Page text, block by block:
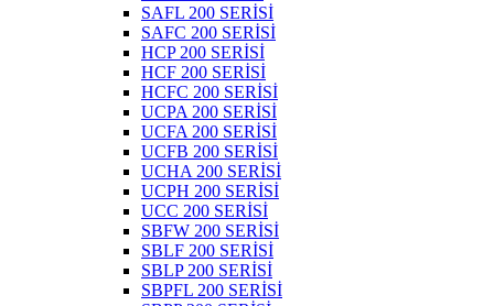
SAFL 200 SERİSİ
SAFC 200 SERİSİ
HCP 200 SERİSİ
HCF 200 SERİSİ
HCFC 200 SERİSİ
UCPA 200 SERİSİ
UCFA 200 SERİSİ
UCFB 200 SERİSİ
UCHA 200 SERİSİ
UCPH 200 SERİSİ
UCC 200 SERİSİ
SBFW 200 SERİSİ
SBLF 200 SERİSİ
SBLP 200 SERİSİ
SBPFL 200 SERİSİ